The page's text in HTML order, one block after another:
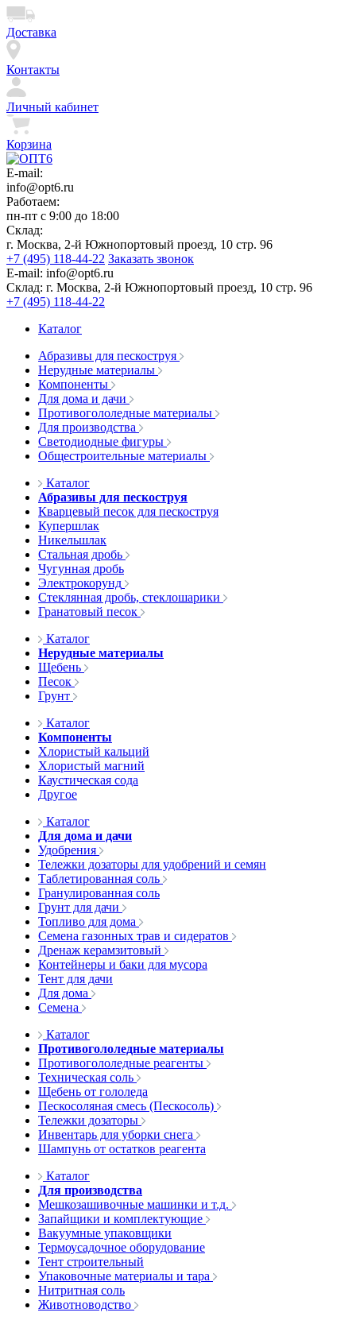
Доставка
Контакты
Личный кабинет
Корзина
E-mail:
info@opt6.ru
Работаем:
пн-пт с 9:00 до 18:00
Склад:
г. Москва, 2-й Южнопортовый проезд, 10 стр. 96
+7 (495) 118-44-22 Заказать звонок
E-mail: info@opt6.ru
Склад: г. Москва, 2-й Южнопортовый проезд, 10 стр. 96
+7 (495) 118-44-22
Каталог
Абразивы для пескоструя
Нерудные материалы
Компоненты
Для дома и дачи
Противогололедные материалы
Для производства
Светодиодные фигуры
Общестроительные материалы
Каталог
Абразивы для пескоструя
Кварцевый песок для пескоструя
Купершлак
Никельшлак
Стальная дробь
Чугунная дробь
Электрокорунд
Стеклянная дробь, стеклошарики
Гранатовый песок
Каталог
Нерудные материалы
Щебень
Песок
Грунт
Каталог
Компоненты
Хлористый кальций
Хлористый магний
Каустическая сода
Другое
Каталог
Для дома и дачи
Удобрения
Тележки дозаторы для удобрений и семян
Таблетированная соль
Гранулированная соль
Грунт для дачи
Топливо для дома
Семена газонных трав и сидератов
Дренаж керамзитовый
Контейнеры и баки для мусора
Тент для дачи
Для дома
Семена
Каталог
Противогололедные материалы
Противогололедные реагенты
Техническая соль
Щебень от гололеда
Пескосоляная смесь (Пескосоль)
Тележки дозаторы
Инвентарь для уборки снега
Шампунь от остатков реагента
Каталог
Для производства
Мешкозашивочные машинки и т.д.
Запайщики и комплектующие
Вакуумные упаковщики
Термоусадочное оборудование
Тент строительный
Упаковочные материалы и тара
Нитритная соль
Животноводство